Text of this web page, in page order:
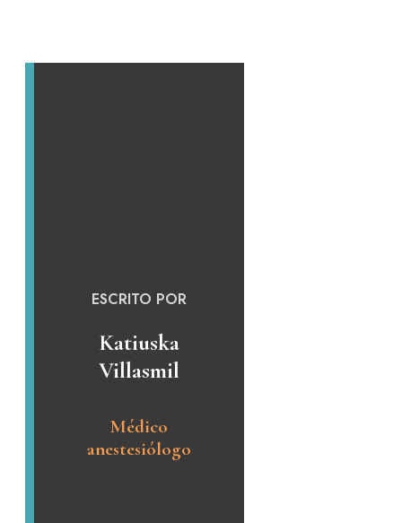
ESCRITO POR
Katiuska
Villasmil
Médico
anestesiólogo